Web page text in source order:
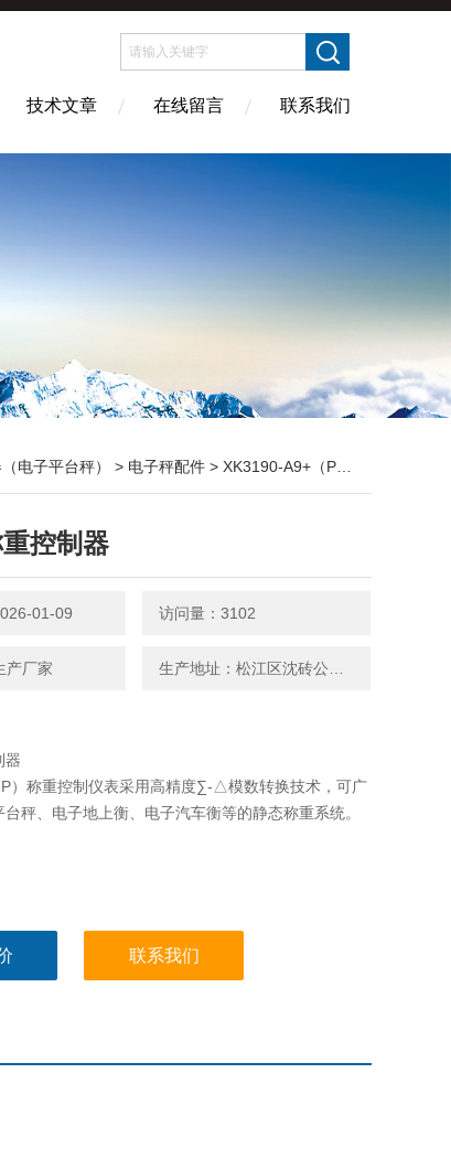
技术文章 在线留言 联系我们
电子平台秤） > 电子秤配件 > XK3190-A9+（P）汽车衡称重控制器
控制器
01-09 访问量：3102
产厂家
器
）称重控制仪表采用高精度∑-△模数转换技术，可广
秤、电子地上衡、电子汽车衡等的静态称重系统。
联系我们